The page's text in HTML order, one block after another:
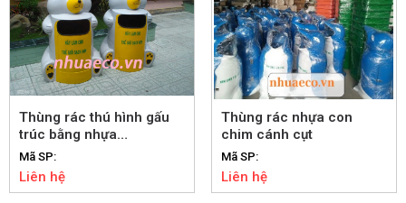
Thùng rác thú hình gấu
trúc bằng nhựa
composite
Mã SP:
Liên hệ
Thùng rác nhựa con
chim cánh cụt
Mã SP:
Liên hệ